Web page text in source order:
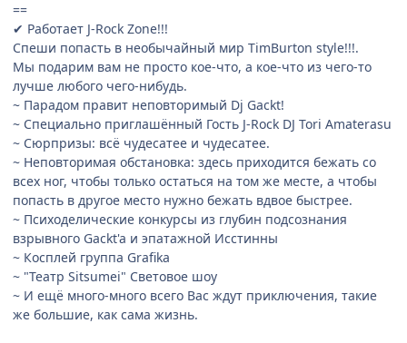
==
✔ Работает J-Rock Zone!!!
Спеши попасть в необычайный мир TimBurton style!!!.
Мы подарим вам не просто кое-что, а кое-что из чего-то
лучше любого чего-нибудь.
~ Парадом правит неповторимый Dj Gackt!
~ Специально приглашённый Гость J-Rock DJ Tori Amaterasu
~ Сюрпризы: всё чудесатее и чудесатее.
~ Неповторимая обстановка: здесь приходится бежать со
всех ног, чтобы только остаться на том же месте, а чтобы
попасть в другое место нужно бежать вдвое быстрее.
~ Психоделические конкурсы из глубин подсознания
взрывного Gackt'a и эпатажной Исстинны
~ Косплей группа Grafika
~ "Театр Sitsumei" Световое шоу
~ И ещё много-много всего Вас ждут приключения, такие
же большие, как сама жизнь.